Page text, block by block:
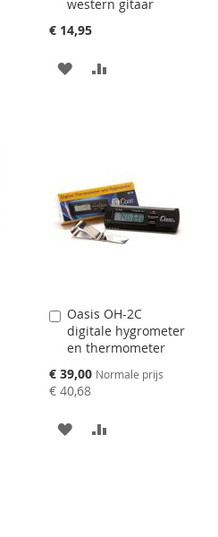
western gitaar
€ 14,95
winkelwagen
toevoegen
AAN
VERGELIJKEN
Oasis OH-2C
digitale hygrometer
en thermometer
Speciale
prijs
€ 39,00 Normale prijs
€ 40,68
Aan
winkelwagen
toevoegen
AAN